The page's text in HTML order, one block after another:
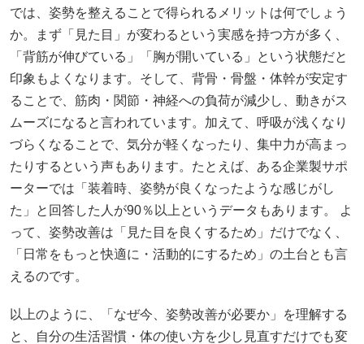
では、姿勢を整えることで得られるメリットは何でしょう
か。まず「見た目」が変わるという実感を持つ方が多く、
「背筋が伸びている」「胸が開いている」という状態だと
印象もよくなります。そして、背骨・骨盤・体幹が安定す
ることで、筋肉・関節・神経への負荷が減少し、動きがス
ムーズになると言われています。加えて、呼吸が浅くなり
づらくなることで、気分が軽くなったり、集中力が高まっ
たりするという声もあります。たとえば、ある企業製サポ
ーターでは「装着時、姿勢が良くなったような感じがし
た」と回答した人が90％以上というデータもあります。 よ
って、姿勢改善は「見た目を良くするため」だけでなく、
「日常をもっと快適に・活動的にするため」の土台とも言
えるのです。
以上のように、「なぜ今、姿勢改善が必要か」を理解する
と、自分の生活習慣・体の使い方を少し見直すだけでも変